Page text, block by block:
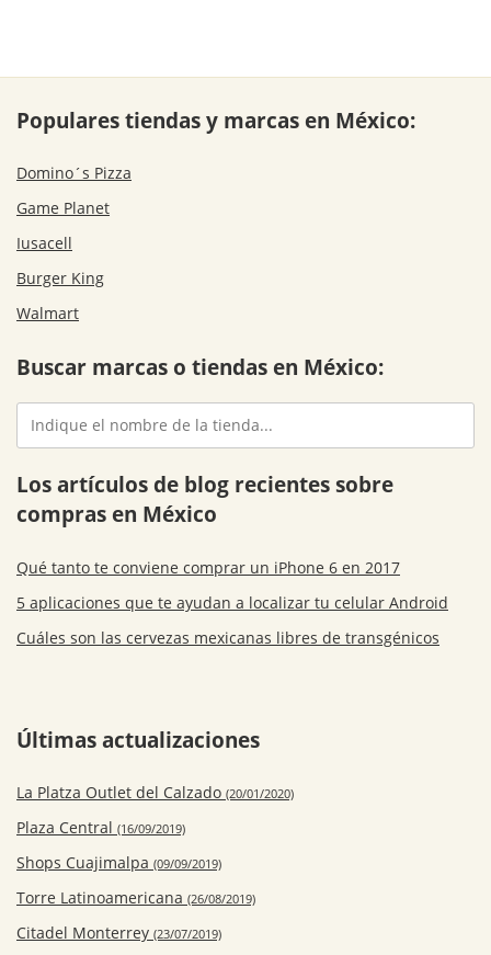
Populares tiendas y marcas en México:
Domino´s Pizza
Game Planet
Iusacell
Burger King
Walmart
Buscar marcas o tiendas en México:
Los artículos de blog recientes sobre
compras en México
Qué tanto te conviene comprar un iPhone 6 en 2017
5 aplicaciones que te ayudan a localizar tu celular Android
Cuáles son las cervezas mexicanas libres de transgénicos
Últimas actualizaciones
La Platza Outlet del Calzado (20/01/2020)
Plaza Central (16/09/2019)
Shops Cuajimalpa (09/09/2019)
Torre Latinoamericana (26/08/2019)
Citadel Monterrey (23/07/2019)